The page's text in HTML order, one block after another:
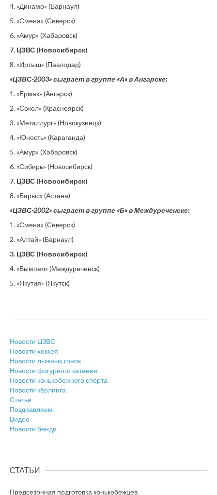
4. «Динамо» (Барнаул)
5. «Смена» (Северск)
6. «Амур» (Хабаровск)
7. ЦЗВС (Новосибирск)
8. «Иртыш» (Павлодар)
«ЦЗВС-2003» сыграет в группе «А» в Ангарске:
1. «Ермак» (Ангарск)
2. «Сокол» (Красноярск)
3. «Металлург» (Новокузнецк)
4. «Юность» (Караганда)
5. «Амур» (Хабаровск)
6. «Сибирь» (Новосибирск)
7. ЦЗВС (Новосибирск)
8. «Барыс» (Астана)
«ЦЗВС-2002» сыграет в группе «Б» в Междуреченске:
1. «Смена» (Северск)
2. «Алтай» (Барнаул)
3. ЦЗВС (Новосибирск)
4. «Вымпел» (Междуреченск)
5. «Якутия» (Якутск)
Новости ЦЗВС
Новости хоккея
Новости лыжных гонок
Новости фигурного катания
Новости конькобежного спорта
Новости кёрлинга
Статьи
Поздравляем!
Видео
Новости бенди
СТАТЬИ
Предсезонная подготовка конькобежцев